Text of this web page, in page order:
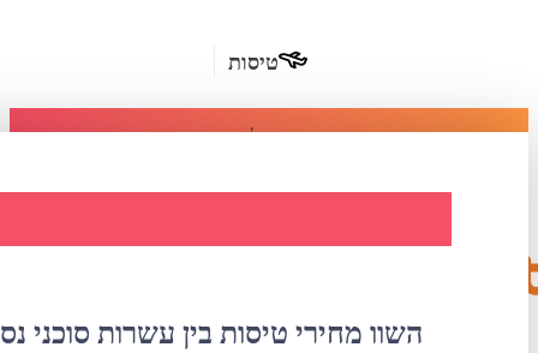
טיסות
מומלץ
השוו מחירי טיסות בין עשרות סוכני